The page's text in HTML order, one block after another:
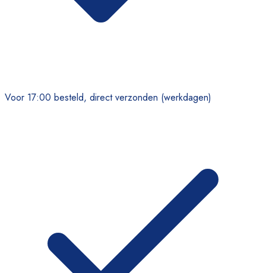
Voor 17:00 besteld, direct verzonden (werkdagen)